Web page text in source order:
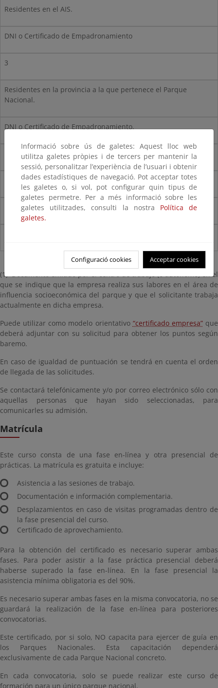
Residentes en el AIS.
DNI o Certificado de Empadronamiento
3
Residentes en la provincia a la que pertenece el Parque
Nacional.
DNI o Certificado de Empadronamiento.
Residentes en las provincias limítrofes al Parque Nacional.
DNI o Certificado de Empadronamiento
(1) Documento emitido por el centro de trabajo (o autónomo) en el
que se indique que la empresa realiza sus labores en el área de
influencia socioeconómica del parque y que el solicitante trabaja
actualmente en dicha empresa.
Puede utilizar como modelo orientativo “certificado empresa”que
deberá adjuntar con su solicitud para obtener los puntos según
baremo.
En caso de igualdad de puntuación se tendrá en cuenta el orden
de llegada de las solicitudes.
Se contactará telefónicamente y/o por correo electrónico sólo con
aquellas personas que hayan sido seleccionadas, para
comunicarles su admisión.
Matrícula
Este curso consta de una fase en-línea y otra presencial de
prácticas. La matrícula es gratuita e incluye:
Asistencia a las sesiones de trabajo.
Documentación e información complementaria.
Desplazamientos en caso de visitas programadas dentro de
la fase presencial del curso.
Certificado de aprovechamiento.
Para la obtención del certificado es necesario superar ambas
fases. Para poder asistir a la fase práctica presencial deberá
haberse superado la fase en-línea. En la fase presencial la
asistencia mínima obligatoria es del 90%.
Es necesario superar ambas fases en la misma convocatoria, no se
guardará la realización de la fase en-línea para posteriores
convocatorias.
Este certificado, por si solo, NO capacita para ejercer de guía en
los Parques Nacionales. Esta capacitación dependerá
exclusivamente de cada Parque Nacional concreto.
En cada convocatoria, solo se puede realizar este curso de
formación para un único parque nacional.
Informació sobre ús de galetes: Aquest lloc web
utilitza galetes pròpies i de tercers per mantenir la
sessió, personalitzar l’experiència de l’usuari i obtenir
dades estadístiques de navegació. Pot acceptar totes
les galetes o, si vol, pot configurar quin tipus de
galetes permetre. Per a més informació sobre les
galetes utilitzades, consulti la nostra Política de
galetes.
Configuració cookies Acceptar cookies